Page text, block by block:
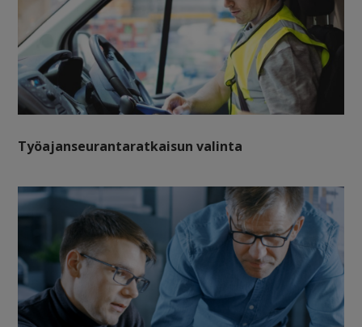
Työajanseurantaratkaisun valinta